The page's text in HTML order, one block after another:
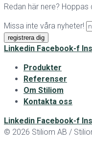
Redan här nere? Hoppas
Missa inte våra nyheter!
registrera dig
Linkedin Facebook-f
Produkter
Referenser
Om Stiliom
Kontakta oss
Linkedin Facebook-f
© 2026 Stiliom AB /